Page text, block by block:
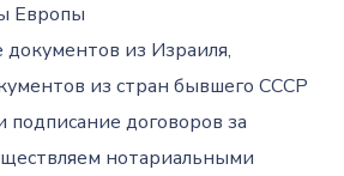
Европы
документов из Израиля,
из стран бывшего СССР
подписание договоров за
нотариальными